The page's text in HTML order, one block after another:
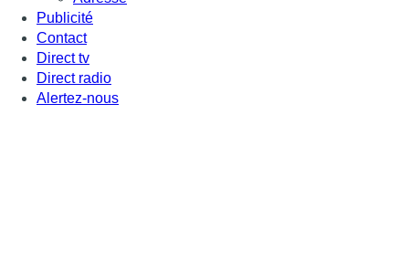
Publicité
Contact
Direct tv
Direct radio
Alertez-nous